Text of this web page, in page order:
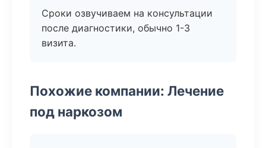
Сроки озвучиваем на консультации
после диагностики, обычно 1-3
визита.
Похожие компании: Лечение
под наркозом